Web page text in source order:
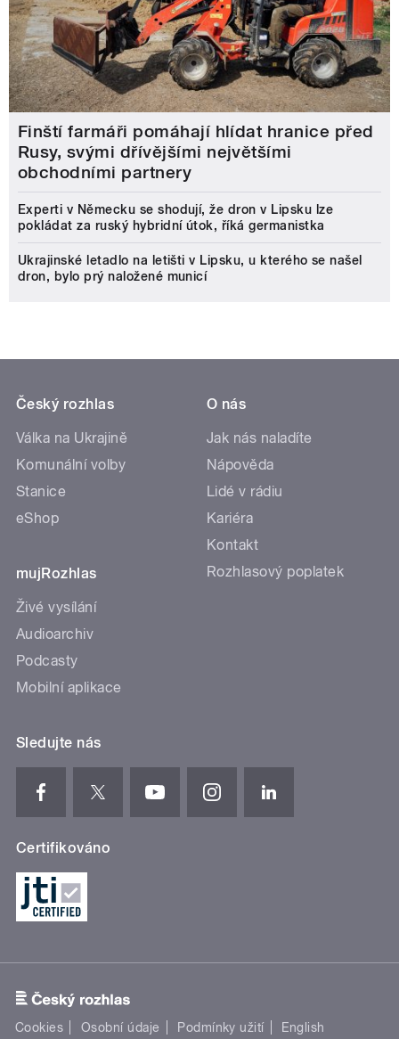
Finští farmáři pomáhají hlídat hranice před
Rusy, svými dřívějšími největšími
obchodními partnery
Experti v Německu se shodují, že dron v Lipsku lze
pokládat za ruský hybridní útok, říká germanistka
Ukrajinské letadlo na letišti v Lipsku, u kterého se našel
dron, bylo prý naložené municí
Český rozhlas
Válka na Ukrajině
Komunální volby
Stanice
eShop
mujRozhlas
Živé vysílání
Audioarchiv
Podcasty
Mobilní aplikace
O nás
Jak nás naladíte
Nápověda
Lidé v rádiu
Kariéra
Kontakt
Rozhlasový poplatek
Sledujte nás
Certifikováno
Cookies Osobní údaje Podmínky užití English